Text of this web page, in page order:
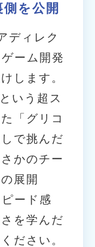
を公開
ディレク
ーム開発
します。
いう超ス
「グリコ
で挑んだ
かのチー
展開
ード感
を学んだ
ださい。